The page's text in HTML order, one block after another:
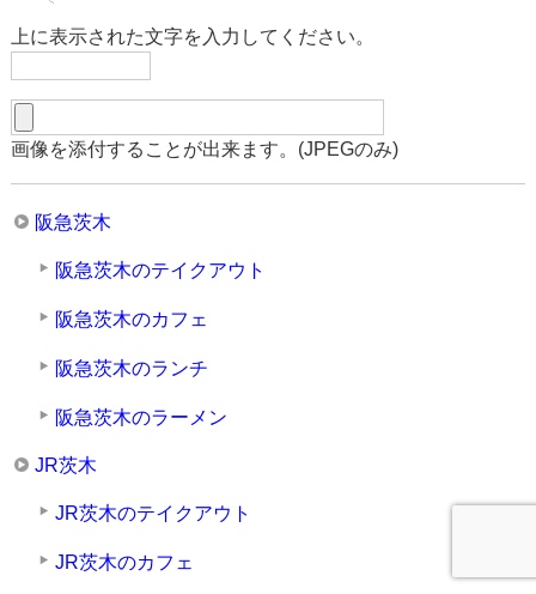
上に表示された文字を入力してください。
画像を添付することが出来ます。(JPEGのみ)
阪急茨木
阪急茨木のテイクアウト
阪急茨木のカフェ
阪急茨木のランチ
阪急茨木のラーメン
JR茨木
JR茨木のテイクアウト
JR茨木のカフェ